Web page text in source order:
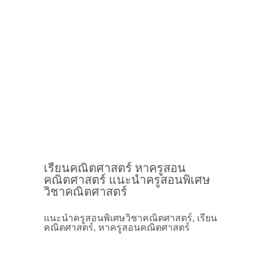
เรียนคณิตศาสตร์ หาครูสอน
คณิตศาสตร์ แนะนำครูสอนพิเศษ
วิชาคณิตศาสตร์
แนะนำครูสอนพิเศษวิชาคณิตศาสตร์, เรียน
คณิตศาสตร์, หาครูสอนคณิตศาสตร์